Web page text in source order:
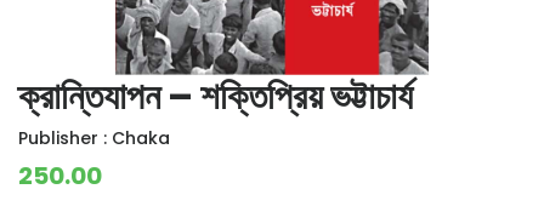
ক্রান্তিযাপন – শক্তিপ্রিয় ভট্টাচার্য
Publisher : Chaka
250.00